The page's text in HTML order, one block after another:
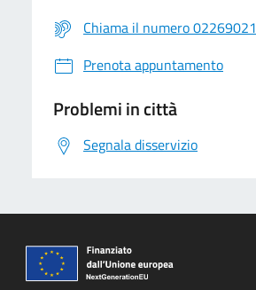
Chiama il numero 02269021
Prenota appuntamento
Problemi in città
Segnala disservizio